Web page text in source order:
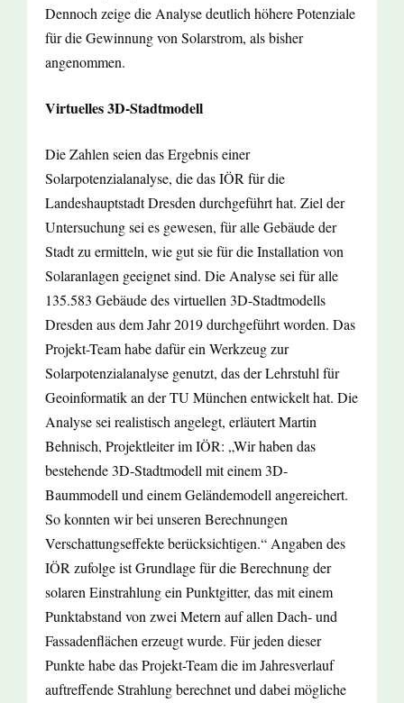
Dennoch zeige die Analyse deutlich höhere Potenziale
für die Gewinnung von Solarstrom, als bisher
angenommen.
Virtuelles 3D-Stadtmodell
Die Zahlen seien das Ergebnis einer
Solarpotenzialanalyse, die das IÖR für die
Landeshauptstadt Dresden durchgeführt hat. Ziel der
Untersuchung sei es gewesen, für alle Gebäude der
Stadt zu ermitteln, wie gut sie für die Installation von
Solaranlagen geeignet sind. Die Analyse sei für alle
135.583 Gebäude des virtuellen 3D-Stadtmodells
Dresden aus dem Jahr 2019 durchgeführt worden. Das
Projekt-Team habe dafür ein Werkzeug zur
Solarpotenzialanalyse genutzt, das der Lehrstuhl für
Geoinformatik an der TU München entwickelt hat. Die
Analyse sei realistisch angelegt, erläutert Martin
Behnisch, Projektleiter im IÖR: „Wir haben das
bestehende 3D-Stadtmodell mit einem 3D-
Baummodell und einem Geländemodell angereichert.
So konnten wir bei unseren Berechnungen
Verschattungseffekte berücksichtigen.“ Angaben des
IÖR zufolge ist Grundlage für die Berechnung der
solaren Einstrahlung ein Punktgitter, das mit einem
Punktabstand von zwei Metern auf allen Dach- und
Fassadenflächen erzeugt wurde. Für jeden dieser
Punkte habe das Projekt-Team die im Jahresverlauf
auftreffende Strahlung berechnet und dabei mögliche